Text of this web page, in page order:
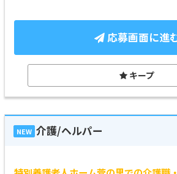
応募画面に進
キープ
NEW 介護/ヘルパー